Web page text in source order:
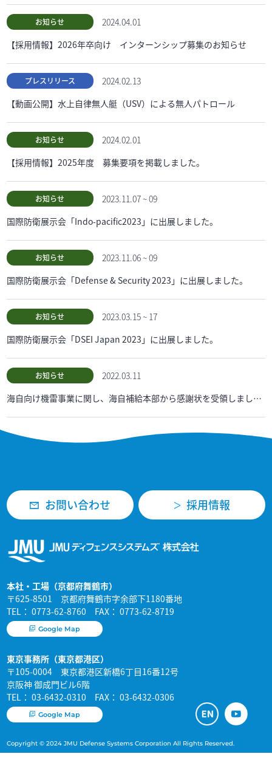
お知らせ
2024.04.01
【採用情報】2026年卒向け インターンシップ募集のお知らせ
プレスリリース
2024.02.13
【動画公開】水上自律無人艇（USV）による無人パトロール
お知らせ
2024.02.01
【採用情報】2025年度 募集要項を掲載しました。
お知らせ
2023.11.07 ~ 09
国際防衛展示会「Indo-pacific2023」に出展しました。
お知らせ
2023.11.06 ~ 09
国際防衛展示会「Defense & Security 2023」に出展しました。
お知らせ
2023.03.15 ~ 17
国際防衛展示会「DSEI Japan 2023」に出展しました。
お知らせ
2022.03.11
海自向け機雷事業に関し、海自補給本部から感謝状を受領しました。
お問い合わせ 採用情報
本社・工場（京都府舞鶴市）
〒625-8501 京都府舞鶴市字余部下1180番地
TEL： 0773-62-8760 FAX： 0773-62-8719
Google Map
東京事務所（東京都港区）
〒105-0004 東京都港区新橋6丁目16番12号
京阪神 御成門ビル6階
TEL： 03-6432-0310 FAX： 03-6432-0306
Google Map
Copyright © 2024 JMU Defense Systems Corporation All Rights Reserved.